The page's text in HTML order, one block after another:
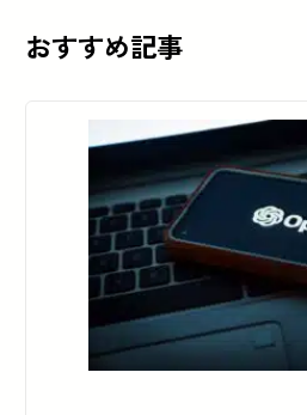
おすすめ記事